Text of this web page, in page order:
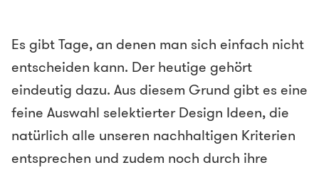
Es gibt Tage, an denen man sich einfach nicht
entscheiden kann. Der heutige gehört
eindeutig dazu. Aus diesem Grund gibt es eine
feine Auswahl selektierter Design Ideen, die
natürlich alle unseren nachhaltigen Kriterien
entsprechen und zudem noch durch ihre